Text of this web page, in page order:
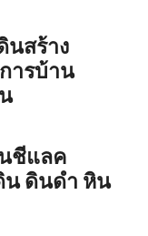
สร้าง
ารบ้าน
ชีแลค
น ดินดำ หิน